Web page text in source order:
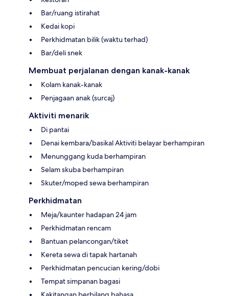
Bar/ruang istirahat
Kedai kopi
Perkhidmatan bilik (waktu terhad)
Bar/deli snek
Membuat perjalanan dengan kanak-kanak
Kolam kanak-kanak
Penjagaan anak (surcaj)
Aktiviti menarik
Di pantai
Denai kembara/basikal Aktiviti belayar berhampiran
Menunggang kuda berhampiran
Selam skuba berhampiran
Skuter/moped sewa berhampiran
Perkhidmatan
Meja/kaunter hadapan 24 jam
Perkhidmatan rencam
Bantuan pelancongan/tiket
Kereta sewa di tapak hartanah
Perkhidmatan pencucian kering/dobi
Tempat simpanan bagasi